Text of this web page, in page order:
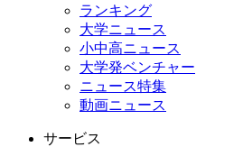
ランキング
大学ニュース
小中高ニュース
大学発ベンチャー
ニュース特集
動画ニュース
サービス